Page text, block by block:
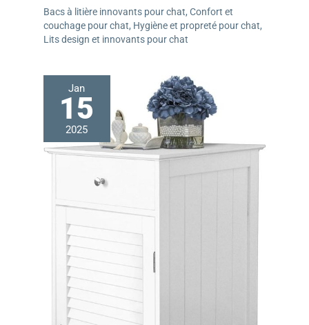
Bacs à litière innovants pour chat, Confort et
couchage pour chat, Hygiène et propreté pour chat,
Lits design et innovants pour chat
Jan
15
2025